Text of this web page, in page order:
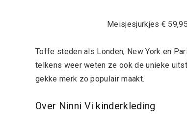
Meisjesjurkjes €
Toffe steden als Londen, New York en
telkens weer weten ze ook de unieke
gekke merk zo populair maakt.
Over Ninni Vi kinderkleding